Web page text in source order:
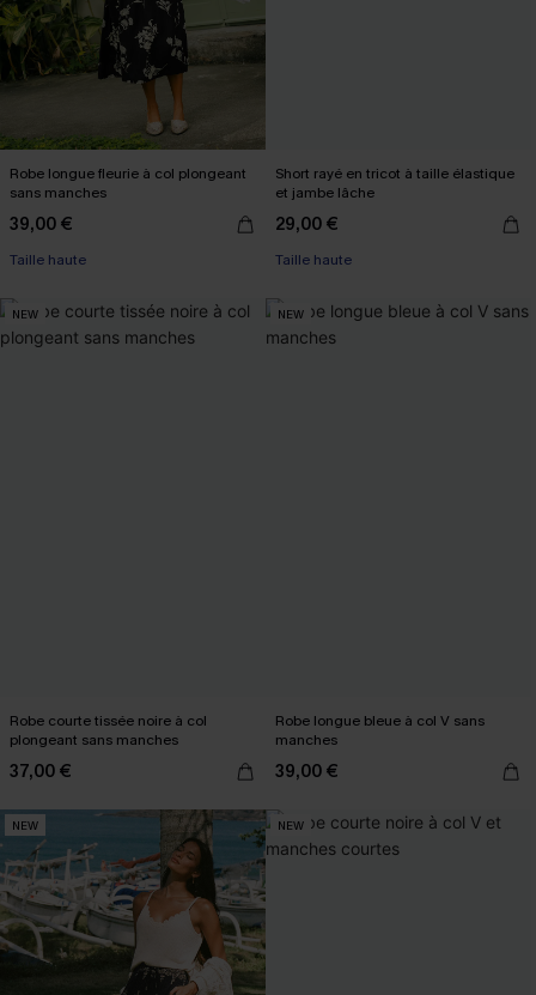
Robe longue fleurie à col plongeant
sans manches
39,00 €
Taille haute
Short rayé en tricot à taille élastique
et jambe lâche
29,00 €
Taille haute
NEW
Robe courte tissée noire à col
plongeant sans manches
37,00 €
NEW
Robe longue bleue à col V sans
manches
39,00 €
NEW NEW